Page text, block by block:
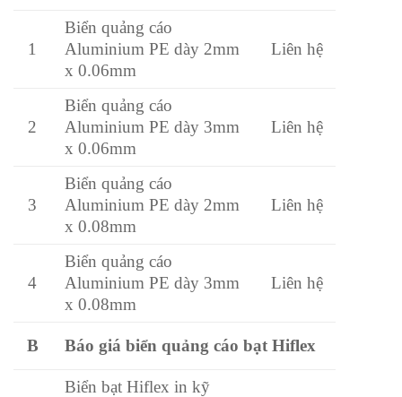
1
Biển quảng cáo
Aluminium PE dày 2mm
x 0.06mm
Liên hệ
2
Biển quảng cáo
Aluminium PE dày 3mm
x 0.06mm
Liên hệ
3
Biển quảng cáo
Aluminium PE dày 2mm
x 0.08mm
Liên hệ
4
Biển quảng cáo
Aluminium PE dày 3mm
x 0.08mm
Liên hệ
B Báo giá biển quảng cáo bạt Hiflex
Biển bạt Hiflex in kỹ